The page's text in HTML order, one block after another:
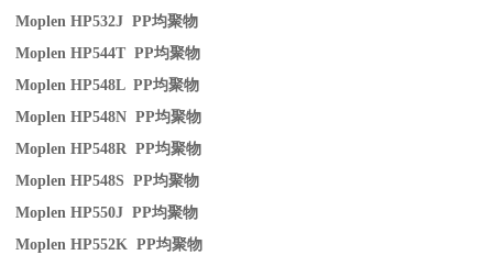
Moplen HP532J PP均聚物
Moplen HP544T PP均聚物
Moplen HP548L PP均聚物
Moplen HP548N PP均聚物
Moplen HP548R PP均聚物
Moplen HP548S PP均聚物
Moplen HP550J PP均聚物
Moplen HP552K PP均聚物